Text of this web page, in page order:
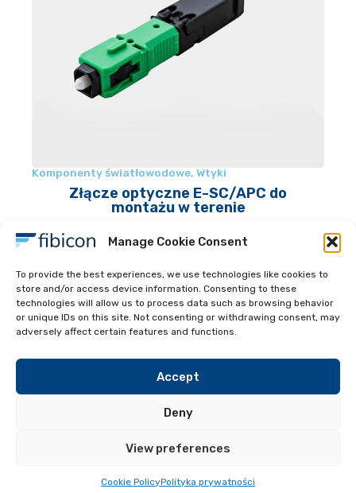
Manage Cookie Consent
To provide the best experiences, we use technologies like cookies to
store and/or access device information. Consenting to these
technologies will allow us to process data such as browsing behavior
or unique IDs on this site. Not consenting or withdrawing consent, may
adversely affect certain features and functions.
Accept
Deny
View preferences
Cookie PolicyPolityka prywatności
Komponenty światłowodowe, Wtyki
Złącze optyczne E-SC/APC do
montażu w terenie
Read more
Przydate linki
FIBICON All Rights reserved 2024